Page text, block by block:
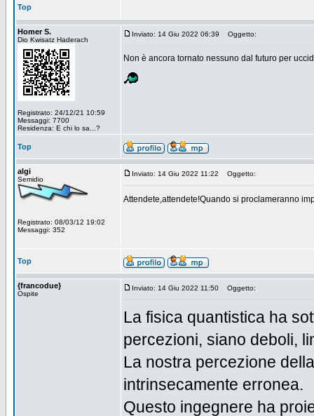
Top
Homer S.
Dio Kwisatz Haderach
Registrato: 24/12/21 10:59
Messaggi: 7700
Residenza: E chi lo sa...?
Inviato: 14 Giu 2022 06:39 Oggetto:
Non è ancora tornato nessuno dal futuro per
Top
algi
Semidio
Registrato: 08/03/12 19:02
Messaggi: 352
Inviato: 14 Giu 2022 11:22 Oggetto:
Attendete,attendete!Quando si proclameranno
Top
{francodue}
Ospite
Inviato: 14 Giu 2022 11:50 Oggetto:
La fisica quantistica ha
percezioni, siano deboli,
La nostra percezione
intrinsecamente erronea.
Questo ingegnere ha